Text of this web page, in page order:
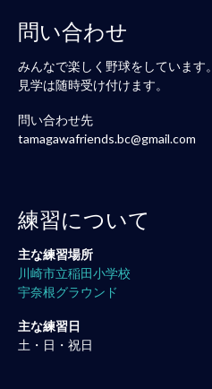
問い合わせ
みんなで楽しく野球をしています。
見学は随時受け付けます。
問い合わせ先
tamagawafriends.bc@gmail.com
練習について
主な練習場所
川崎市立稲田小学校
宇奈根グラウンド
主な練習日
土・日・祝日